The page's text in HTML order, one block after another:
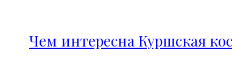
Чем интересна Куршская